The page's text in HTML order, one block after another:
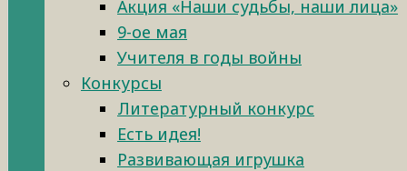
Акция «Наши судьбы, наши лица»
9-ое мая
Учителя в годы войны
Конкурсы
Литературный конкурс
Есть идея!
Развивающая игрушка